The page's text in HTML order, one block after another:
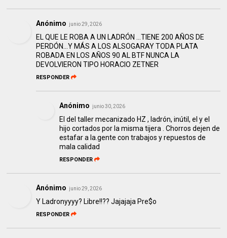
Anónimo junio 29, 2026
EL QUE LE ROBA A UN LADRÓN …TIENE 200 AÑOS DE
PERDÓN…Y MÁS A LOS ALSOGARAY TODA PLATA
ROBADA EN LOS AÑOS 90 AL BTF NUNCA LA
DEVOLVIERON TIPO HORACIO ZETNER
RESPONDER
Anónimo junio 30, 2026
El del taller mecanizado HZ , ladrón, inútil, el y el
hijo cortados por la misma tijera . Chorros dejen de
estafar a la.gente con trabajos y repuestos de
mala calidad
RESPONDER
Anónimo junio 29, 2026
Y Ladronyyyy? Libre!!?? Jajajaja Pre$o
RESPONDER